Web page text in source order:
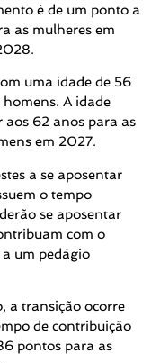
é de um ponto a
as mulheres em
uma idade de 56
A idade
aos 62 anos para as
em 2027.
a se aposentar
o tempo
se aposentar
com o
um pedágio
a transição ocorre
de contribuição
pontos para as